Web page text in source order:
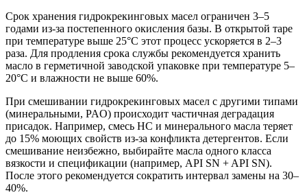
Срок хранения гидрокрекинговых масел ограничен 3–5
годами из-за постепенного окисления базы. В открытой таре
при температуре выше 25°C этот процесс ускоряется в 2–3
раза. Для продления срока службы рекомендуется хранить
масло в герметичной заводской упаковке при температуре 5–
20°C и влажности не выше 60%.
При смешивании гидрокрекинговых масел с другими типами
(минеральными, PAO) происходит частичная деградация
присадок. Например, смесь HC и минерального масла теряет
до 15% моющих свойств из-за конфликта детергентов. Если
смешивание неизбежно, выбирайте масла одного класса
вязкости и спецификации (например, API SN + API SN).
После этого рекомендуется сократить интервал замены на 30–
40%.